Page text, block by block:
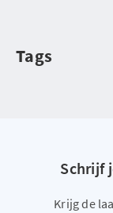
Tags
Schrijf
Krijg de